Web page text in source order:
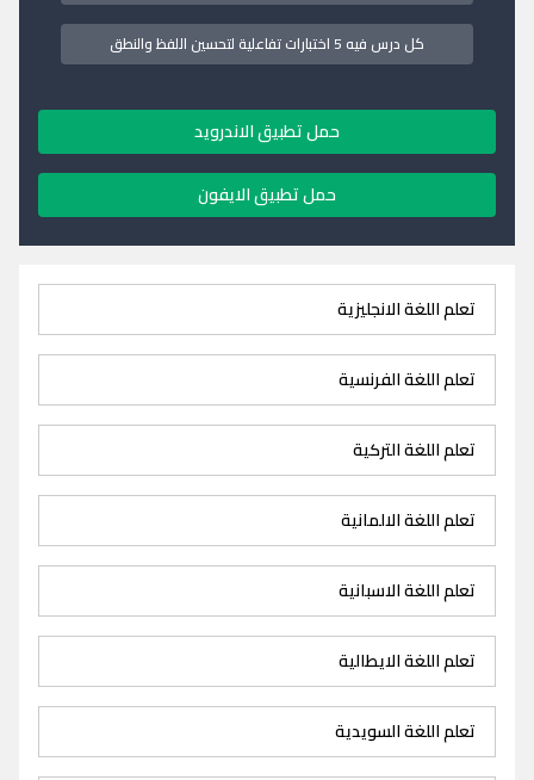
كل درس فيه 5 اختبارات تفاعلية لتحسين اللفظ والنطق
حمل تطبيق الاندرويد
حمل تطبيق الايفون
تعلم اللغة الانجليزية
تعلم اللغة الفرنسية
تعلم اللغة التركية
تعلم اللغة الالمانية
تعلم اللغة الاسبانية
تعلم اللغة الايطالية
تعلم اللغة السويدية